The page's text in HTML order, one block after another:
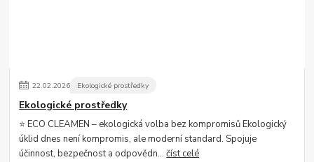
22.02.2026 Ekologické prostředky
Ekologické prostředky
⭐ ECO CLEAMEN – ekologická volba bez kompromisů Ekologický
úklid dnes není kompromis, ale moderní standard. Spojuje
účinnost, bezpečnost a odpovědn...číst celé